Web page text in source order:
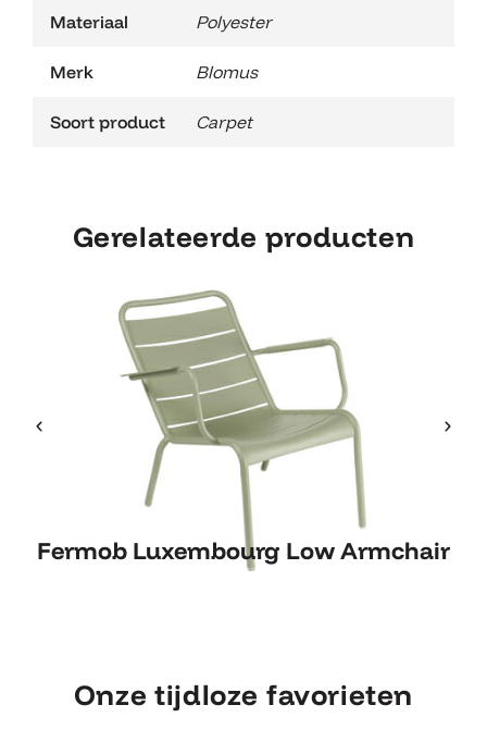
Materiaal Polyester
Merk Blomus
Soort product Carpet
Gerelateerde producten
Fermob Luxembourg Low Armchair
Fermob Luxembourg Low
Armchair
Onze tijdloze favorieten